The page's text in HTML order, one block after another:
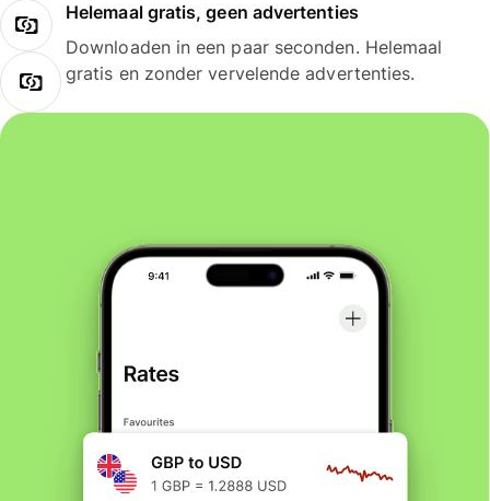
Helemaal gratis, geen advertenties
Downloaden in een paar seconden. Helemaal
gratis en zonder vervelende advertenties.